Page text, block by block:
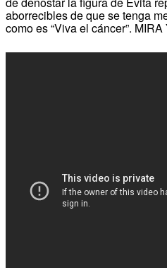
aborrecibles de que se tenga
como es “Viva el cáncer”.